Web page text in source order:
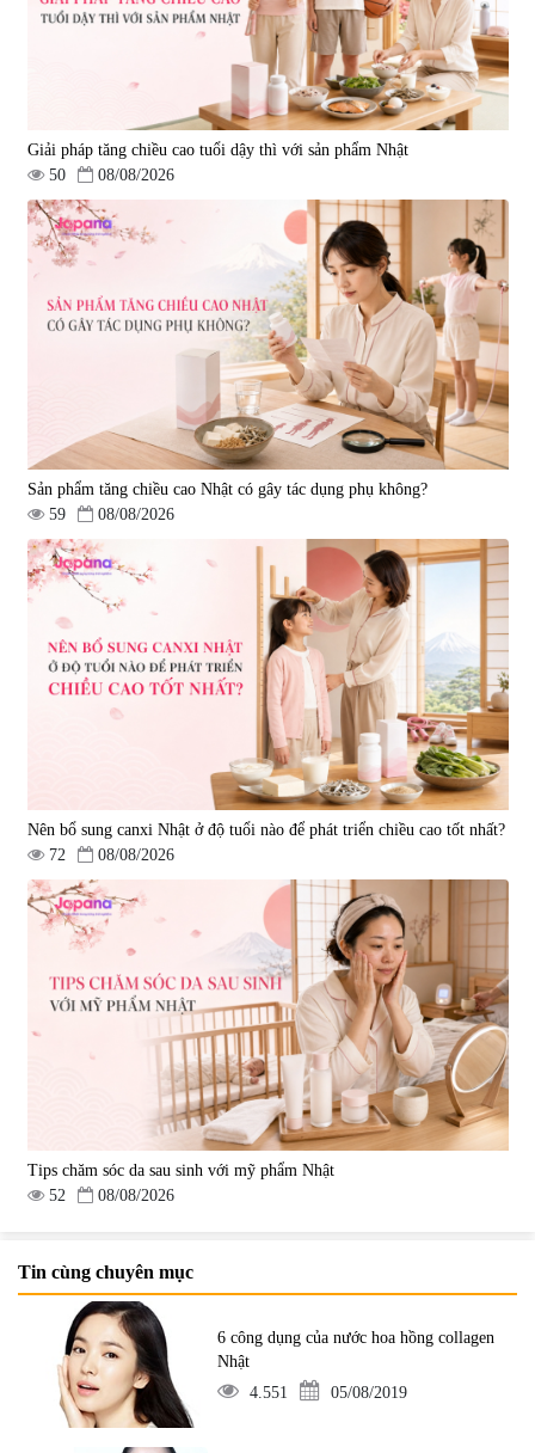
Giải pháp tăng chiều cao tuổi dậy thì với sản phẩm Nhật
50
08/08/2026
Sản phẩm tăng chiều cao Nhật có gây tác dụng phụ không?
59
08/08/2026
Nên bổ sung canxi Nhật ở độ tuổi nào để phát triển chiều cao tốt nhất?
72
08/08/2026
Tips chăm sóc da sau sinh với mỹ phẩm Nhật
52
08/08/2026
Tin cùng chuyên mục
6 công dụng của nước hoa hồng collagen
Nhật
4.551
05/08/2019